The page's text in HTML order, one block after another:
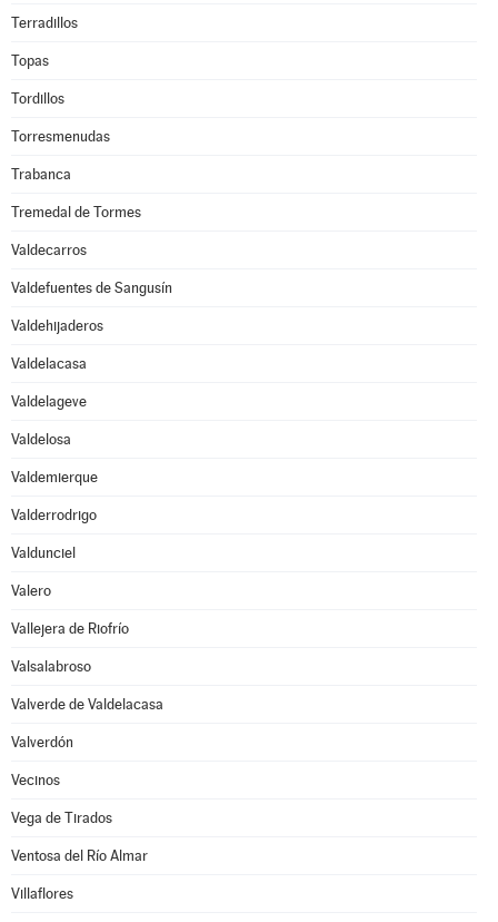
Terradillos
Topas
Tordillos
Torresmenudas
Trabanca
Tremedal de Tormes
Valdecarros
Valdefuentes de Sangusín
Valdehijaderos
Valdelacasa
Valdelageve
Valdelosa
Valdemierque
Valderrodrigo
Valdunciel
Valero
Vallejera de Riofrío
Valsalabroso
Valverde de Valdelacasa
Valverdón
Vecinos
Vega de Tirados
Ventosa del Río Almar
Villaflores